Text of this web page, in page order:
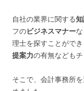
自社の業界に関する
フのビジネスマナー
理士を探すことがで
提案力の有無などもチ
そこで、会計事務所